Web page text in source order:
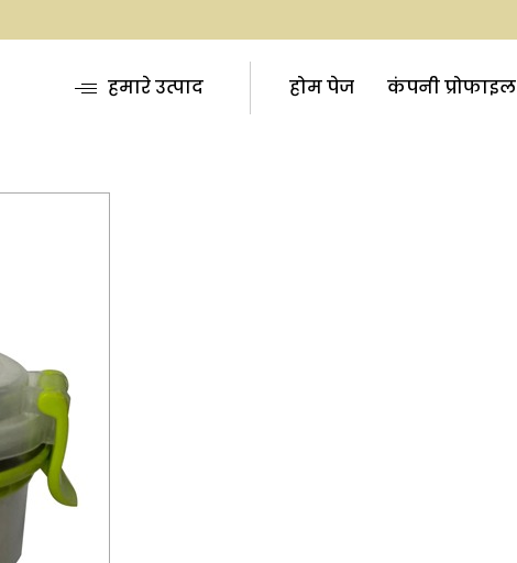
हमारे उत्पाद होम पेज कंपनी प्रोफाइल